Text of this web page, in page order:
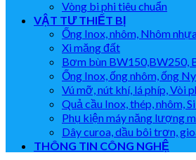
Vòng bi phi tiêu chuẩn
VẬT TƯ THIẾT BỊ
Ống Inox, nhôm, Nhôm
Xi măng đất
Bơm bùn BW150,BW250,
Ống Inox, ống nhôm, ống
Vú mỡ, nút khí, lá phíp, Vòi
Quả cầu Inox, thép, nhôm,
Phụ kiện máy năng lượng
Dây curoa, dầu bôi trơn,
THÔNG TIN CÔNG NGHỆ